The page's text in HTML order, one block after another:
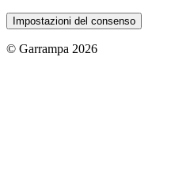
Impostazioni del consenso
© Garrampa 2026